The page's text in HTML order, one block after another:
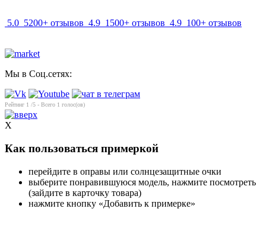
5.0 5200+ отзывов 4.9 1500+ отзывов 4.9 100+ отзывов
Мы в Соц.сетях:
Рейтинг 1 /5 - Всего 1 голос(ов)
X
Как пользоваться примеркой
перейдите в оправы или солнцезащитные очки
выберите понравившуюся модель, нажмите посмотреть
(зайдите в карточку товара)
нажмите кнопку «Добавить к примерке»